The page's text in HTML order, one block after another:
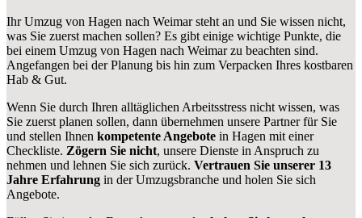
Ihr Umzug von Hagen nach Weimar steht an und Sie wissen nicht,
was Sie zuerst machen sollen? Es gibt einige wichtige Punkte, die
bei einem Umzug von Hagen nach Weimar zu beachten sind.
Angefangen bei der Planung bis hin zum Verpacken Ihres kostbaren
Hab & Gut.
Wenn Sie durch Ihren alltäglichen Arbeitsstress nicht wissen, was
Sie zuerst planen sollen, dann übernehmen unsere Partner für Sie
und stellen Ihnen kompetente Angebote in Hagen mit einer
Checkliste. Zögern Sie nicht, unsere Dienste in Anspruch zu
nehmen und lehnen Sie sich zurück. Vertrauen Sie unserer 13
Jahre Erfahrung in der Umzugsbranche und holen Sie sich
Angebote.